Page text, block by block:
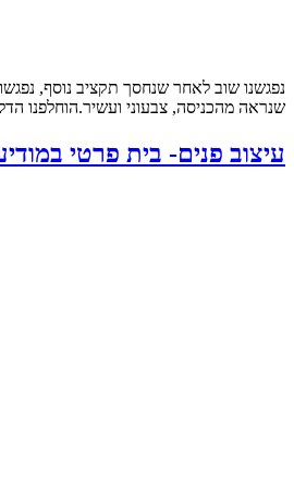
נפגשנו שוב לאחר שנחסך תקציב נוסף,
שנראה מהכניסה, צבעוני ועשיר.הוחלפנו
עיצוב פנים- בית פרטי